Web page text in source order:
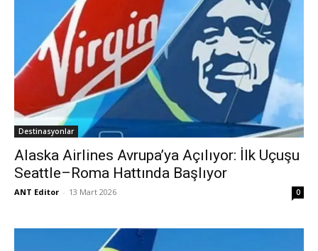
Destinasyonlar
Alaska Airlines Avrupa’ya Açılıyor: İlk Uçuşu
Seattle–Roma Hattında Başlıyor
ANT Editor - 13 Mart 2026 0